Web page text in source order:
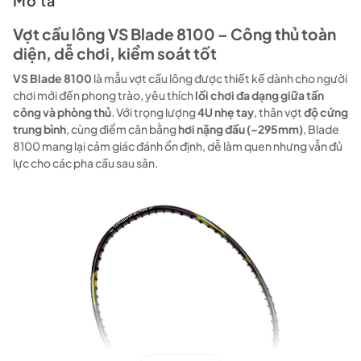
Vợt cầu lông VS Blade 8100 – Công thủ toàn
diện, dễ chơi, kiểm soát tốt
VS Blade 8100 là mẫu vợt cầu lông được thiết kế dành cho người
chơi mới đến phong trào, yêu thíchlối chơi đa dạng giữa tấn
công và phòng thủ. Với trọng lượng4U nhẹ tay, thân vợtđộ cứng
trung bình, cùng điểm cân bằnghơi nặng đầu (~295mm), Blade
8100 mang lại cảm giác đánh ổn định, dễ làm quen nhưng vẫn đủ
lực cho các pha cầu sau sân.